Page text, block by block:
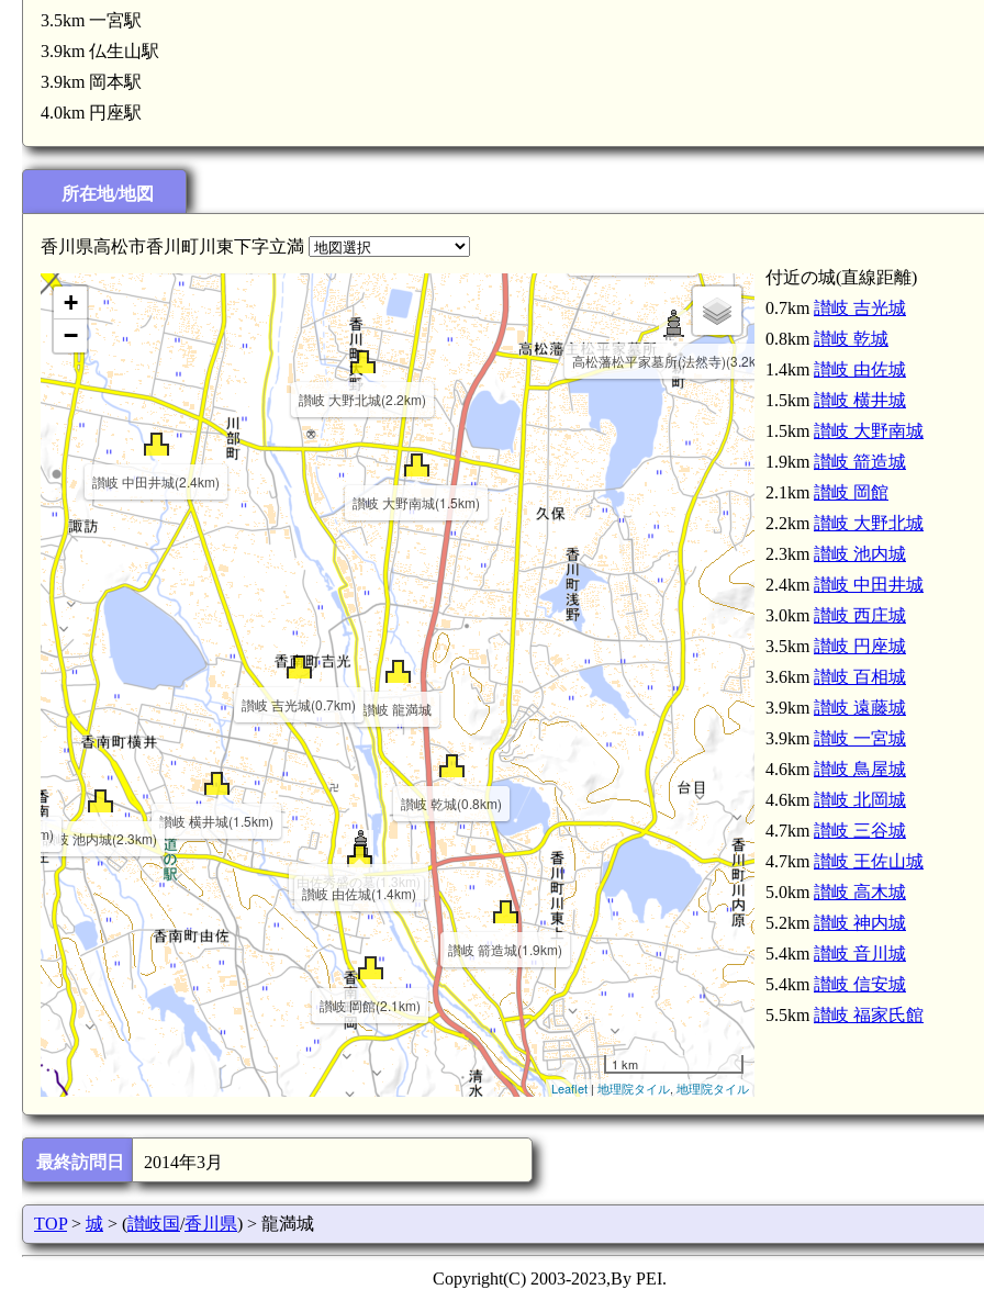
3.5km 一宮駅
3.9km 仏生山駅
3.9km 岡本駅
4.0km 円座駅
所在地/地図
香川県高松市香川町川東下字立満 空港通り駅(3.4km)
一宮駅(3.5km) 仏生山駅(3.9km)
由佐秀盛の墓(1.3km)
高松藩松平家墓所(法然寺)(3.2km)
田村神社(3.9km)
讃岐 龍満城
讃岐 吉光城(0.7km)
讃岐 乾城(0.8km)
讃岐 由佐城(1.4km)
讃岐 横井城(1.5km)
讃岐 大野南城(1.5km)
讃岐 箭造城(1.9km)
讃岐 岡館(2.1km)
讃岐 大野北城(2.2km)
讃岐 池内城(2.3km)
讃岐 中田井城(2.4km)
(3.0km)
讃岐 円座城(3.5km)
讃岐 遠藤城(3.9km)
+
−
1 km
Leaflet | 地理院タイル, 地理院タイル
付近の城(直線距離)
0.7km 讃岐 吉光城
0.8km 讃岐 乾城
1.4km 讃岐 由佐城
1.5km 讃岐 横井城
1.5km 讃岐 大野南城
1.9km 讃岐 箭造城
2.1km 讃岐 岡館
2.2km 讃岐 大野北城
2.3km 讃岐 池内城
2.4km 讃岐 中田井城
3.0km 讃岐 西庄城
3.5km 讃岐 円座城
3.6km 讃岐 百相城
3.9km 讃岐 遠藤城
3.9km 讃岐 一宮城
4.6km 讃岐 鳥屋城
4.6km 讃岐 北岡城
4.7km 讃岐 三谷城
4.7km 讃岐 王佐山城
5.0km 讃岐 高木城
5.2km 讃岐 神内城
5.4km 讃岐 音川城
5.4km 讃岐 信安城
5.5km 讃岐 福家氏館
最終訪問日 2014年3月
TOP> 城 > (讃岐国/香川県) > 龍満城
Copyright(C) 2003-2023,By PEI.